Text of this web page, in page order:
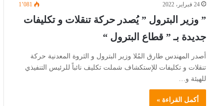
24 فبراير، 2022 1٬081
” وزير البترول ” يُصدر حركة تنقلات و تكليفات
جديدة بـ ” قطاع البترول “
أصدر المهندس طارق المُلا وزير البترول و الثروة المعدنية حركة
تنقلات و تكليفات للإستكشاف شملت تكليف نائباً للرئيس التنفيذي
للهيئة و…
أكمل القراءة »